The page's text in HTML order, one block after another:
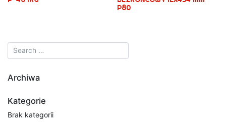
P80
Archiwa
Kategorie
Brak kategorii